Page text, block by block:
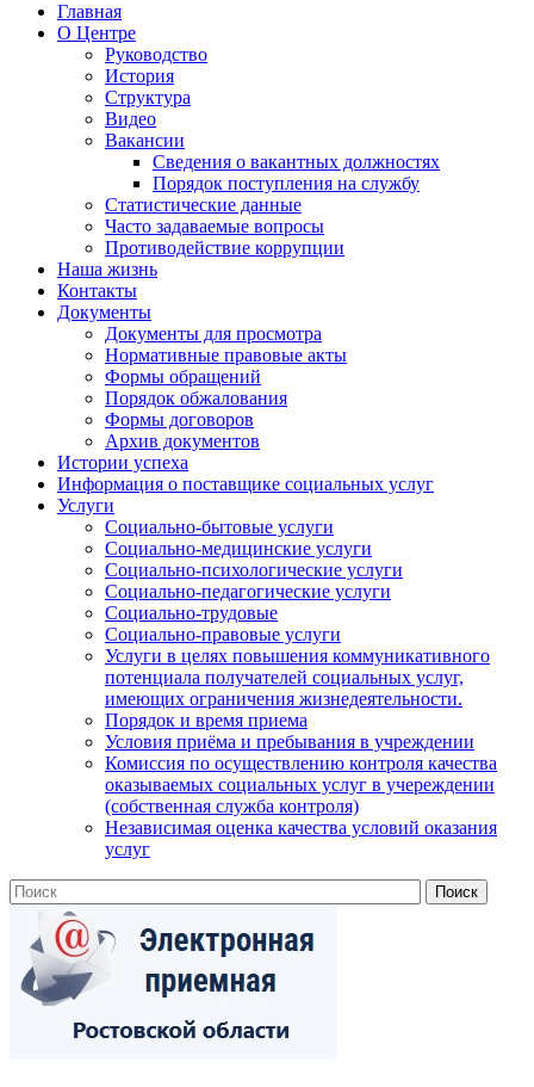
Главная
О Центре
Руководство
История
Структура
Видео
Вакансии
Сведения о вакантных должностях
Порядок поступления на службу
Статистические данные
Часто задаваемые вопросы
Противодействие коррупции
Наша жизнь
Контакты
Документы
Документы для просмотра
Нормативные правовые акты
Формы обращений
Порядок обжалования
Формы договоров
Архив документов
Истории успеха
Информация о поставщике социальных услуг
Услуги
Социально-бытовые услуги
Социально-медицинские услуги
Социально-психологические услуги
Социально-педагогические услуги
Социально-трудовые
Социально-правовые услуги
Услуги в целях повышения коммуникативного
потенциала получателей социальных услуг,
имеющих ограничения жизнедеятельности.
Порядок и время приема
Условия приёма и пребывания в учреждении
Комиссия по осуществлению контроля качества
оказываемых социальных услуг в учереждении
(собственная служба контроля)
Независимая оценка качества условий оказания
услуг